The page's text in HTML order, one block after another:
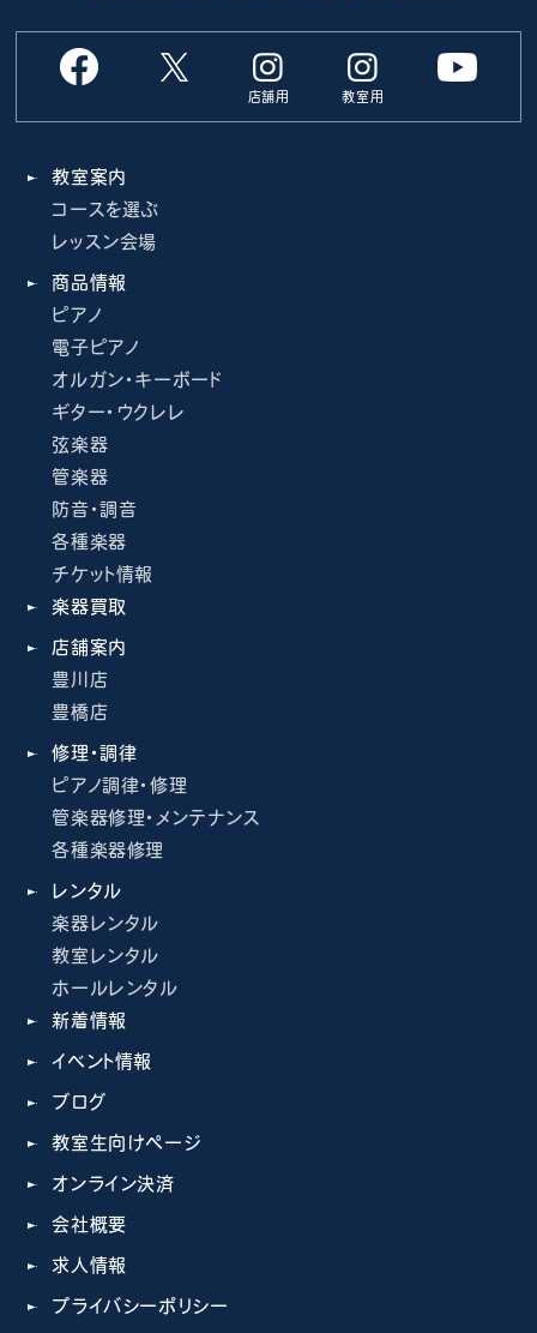
店舗用 教室用
教室案内
コースを選ぶ
レッスン会場
商品情報
ピアノ
電子ピアノ
オルガン・キーボード
ギター・ウクレレ
弦楽器
管楽器
防音・調音
各種楽器
チケット情報
楽器買取
店舗案内
豊川店
豊橋店
修理・調律
ピアノ調律・修理
管楽器修理・メンテナンス
各種楽器修理
レンタル
楽器レンタル
教室レンタル
ホールレンタル
新着情報
イベント情報
ブログ
教室生向けページ
オンライン決済
会社概要
求人情報
プライバシーポリシー